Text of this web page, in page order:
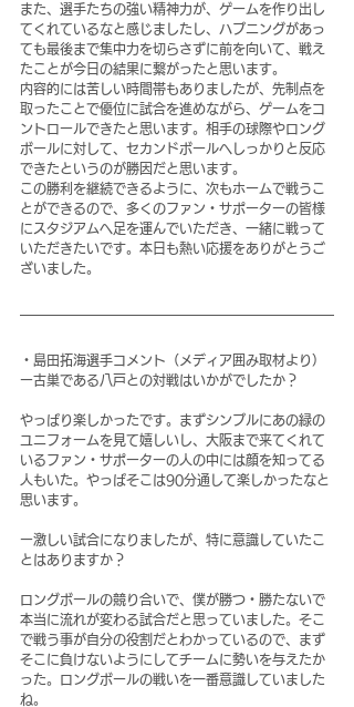
また、選手たちの強い精神力が、ゲームを作り出し
てくれているなと感じましたし、ハプニングがあっ
ても最後まで集中力を切らさずに前を向いて、戦え
たことが今日の結果に繋がったと思います。
内容的には苦しい時間帯もありましたが、先制点を
取ったことで優位に試合を進めながら、ゲームをコ
ントロールできたと思います。相手の球際やロング
ボールに対して、セカンドボールへしっかりと反応
できたというのが勝因だと思います。
この勝利を継続できるように、次もホームで戦うこ
とができるので、多くのファン・サポーターの皆様
にスタジアムへ足を運んでいただき、一緒に戦って
いただきたいです。本日も熱い応援をありがとうご
ざいました。
・島田拓海選手コメント（メディア囲み取材より）
ー古巣である八戸との対戦はいかがでしたか？
やっぱり楽しかったです。まずシンプルにあの緑の
ユニフォームを見て嬉しいし、大阪まで来てくれて
いるファン・サポーターの人の中には顔を知ってる
人もいた。やっぱそこは90分通して楽しかったなと
思います。
ー激しい試合になりましたが、特に意識していたこ
とはありますか？
ロングボールの競り合いで、僕が勝つ・勝たないで
本当に流れが変わる試合だと思っていました。そこ
で戦う事が自分の役割だとわかっているので、まず
そこに負けないようにしてチームに勢いを与えたか
った。ロングボールの戦いを一番意識していました
ね。